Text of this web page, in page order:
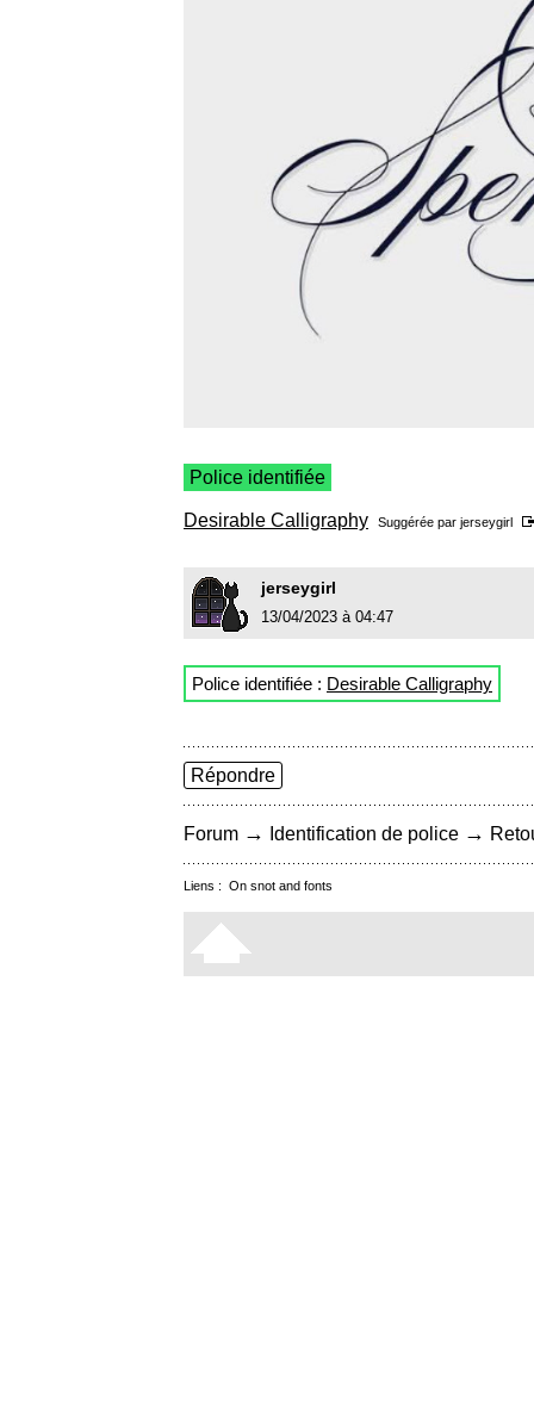
Police identifiée
Desirable Calligraphy Suggérée par jerseygirl
jerseygirl
13/04/2023 à 04:47
Police identifiée : Desirable Calligraphy
Répondre
Forum → Identification de police →
Liens : On snot and fonts